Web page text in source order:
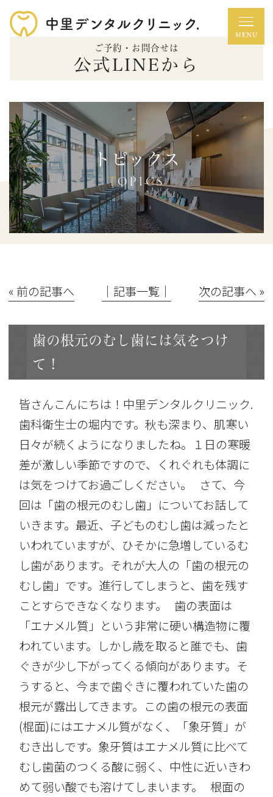
ご予約・お問合せは
公式LINEから
トピックス
TOPICS
« 前の記事へ │記事一覧│ 次の記事へ »
歯の根元のむし歯には気をつけ
て！
皆さんこんにちは！中里デンタルクリニック.
歯科衛生士の堀内です。秋も深まり、肌寒い
日々が続くようになりましたね。１日の寒暖
差が激しい季節ですので、くれぐれも体調に
は気をつけてお過ごしください。 さて、今
回は「歯の根元のむし歯」についてお話して
いきます。最近、子どものむし歯は減ったと
いわれていますが、ひそかに急増しているむ
し歯があります。それが大人の「歯の根元の
むし歯」です。進行してしまうと、歯を残す
ことすらできなくなります。 歯の表面は
「エナメル質」という非常に硬い構造物に覆
われています。しかし歳を取ると誰でも、歯
ぐきが少し下がってくる傾向があります。そ
うすると、今まで歯ぐきに覆われていた歯の
根元が露出してきます。この歯の根元の表面
(棍面)にはエナメル質がなく、「象牙質」が
むき出しです。象牙質はエナメル質に比べて
むし歯菌のつくる酸に弱く、中性に近いきわ
めて弱い酸でも溶けてしまいます。 根面の